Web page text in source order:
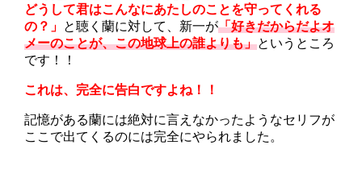
どうして君はこんなにあたしのことを守ってくれる
の？」 と聴く蘭に対して、新一が「好きだからだよオ
メーのことが、この地球上の誰よりも」というところ
です！！
これは、完全に告白ですよね！！
記憶がある蘭には絶対に言えなかったようなセリフが
ここで出てくるのには完全にやられました。